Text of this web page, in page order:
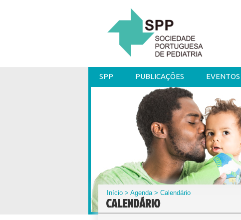
SPP PUBLICAÇÕES EVENTOS
Início >Agenda> Calendário
CALENDÁRIO